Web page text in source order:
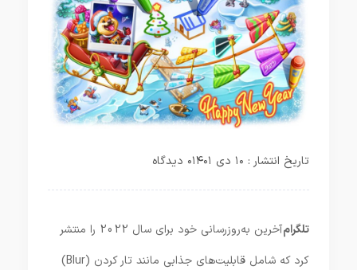
تاریخ انتشار : ۱۰ دی ۱۴۰۱ ۰ دیدگاه
تلگرام
آخرین به‌روزرسانی خود برای سال 2022 را منتشر
کرد که شامل قابلیت‌های جذابی مانند تار کردن (Blur)